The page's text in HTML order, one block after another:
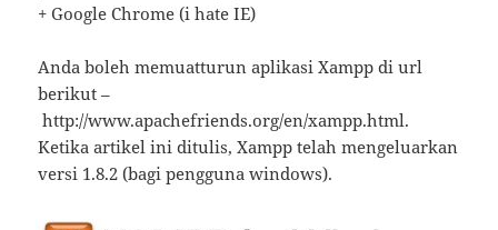
+ Google Chrome (i hate IE)
Anda boleh memuatturun aplikasi Xampp di url
berikut –
http://www.apachefriends.org/en/xampp.html.
Ketika artikel ini ditulis, Xampp telah mengeluarkan
versi 1.8.2 (bagi pengguna windows).